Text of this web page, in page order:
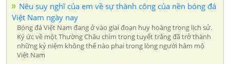
Nêu suy nghĩ của em về sự thành công của nền bóng đá
Việt Nam ngày nay
Bóng đá Việt Nam đang ở vào giai đoạn huy hoàng trong lịch sử.
Ký ức về một Thường Châu chìm trong tuyết trắng đã trở thành
những kỷ niệm không thể nào phai trong lòng người hâm mộ
Việt Nam